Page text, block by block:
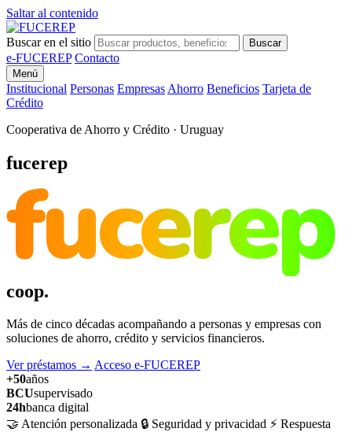
Saltar al contenido
Buscar en el sitio Buscar
e-FUCEREP Contacto
Menú
Institucional Personas Empresas Ahorro Beneficios Tarjeta de
Crédito
Cooperativa de Ahorro y Crédito · Uruguay
fucerep
fucerep
coop.
Más de cinco décadas acompañando a personas y empresas con
soluciones de ahorro, crédito y servicios financieros.
Ver préstamos → Acceso e-FUCEREP
+50años
BCUsupervisado
24hbanca digital
🤝 Atención personalizada 🔒 Seguridad y privacidad ⚡ Respuesta